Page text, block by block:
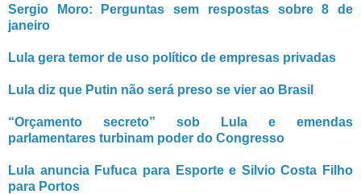
Sergio Moro: Perguntas sem respostas sobre 8 de
janeiro
Lula gera temor de uso político de empresas privadas
Lula diz que Putin não será preso se vier ao Brasil
“Orçamento secreto” sob Lula e emendas
parlamentares turbinam poder do Congresso
Lula anuncia Fufuca para Esporte e Silvio Costa Filho
para Portos